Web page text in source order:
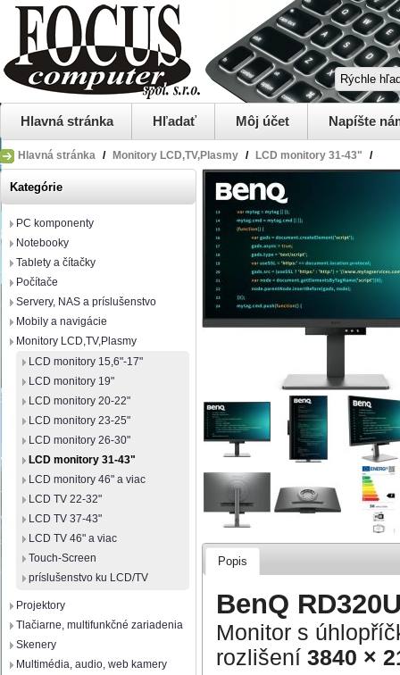
Hlavná stránka Hľadať Môj účet Napíšte
Hlavná stránka / Monitory LCD,TV,Plasmy / LCD monitory 31-43" /
Kategórie
PC komponenty
Notebooky
Tablety a čítačky
Počítače
Servery, NAS a príslušenstvo
Mobily a navigácie
Monitory LCD,TV,Plasmy
LCD monitory 15,6"-17"
LCD monitory 19"
LCD monitory 20-22"
LCD monitory 23-25"
LCD monitory 26-30"
LCD monitory 31-43"
LCD monitory 46" a viac
LCD TV 22-32"
LCD TV 37-43"
LCD TV 46" a viac
Touch-Screen
príslušenstvo ku LCD/TV
Projektory
Tlačiarne, multifunkčné zariadenia
Skenery
Multimédia, audio, web kamery
Popis
BenQ
Monitor s
rozlišení 3840 ×